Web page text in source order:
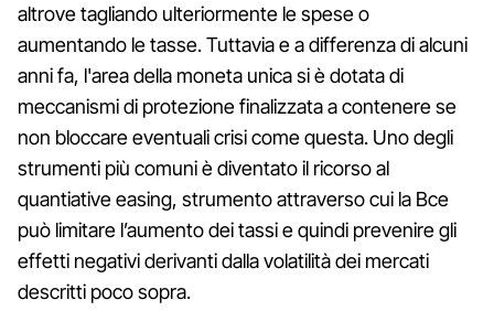
altrove tagliando ulteriormente le spese o
aumentando le tasse. Tuttavia e a differenza di alcuni
anni fa, l'area della moneta unica si è dotata di
meccanismi di protezione finalizzata a contenere se
non bloccare eventuali crisi come questa. Uno degli
strumenti più comuni è diventato il ricorso al
quantiative easing, strumento attraverso cui la Bce
può limitare l’aumento dei tassi e quindi prevenire gli
effetti negativi derivanti dalla volatilità dei mercati
descritti poco sopra.